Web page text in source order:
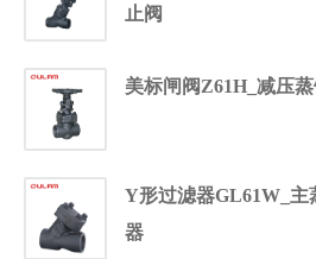
止阀
美标闸阀Z61H_减压
Y形过滤器GL61W_主
器